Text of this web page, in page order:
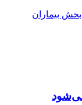
بیماران